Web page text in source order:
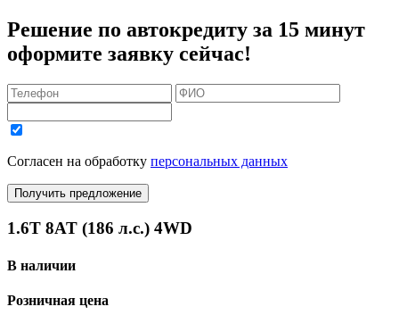
Решение по автокредиту за 15 минут
оформите заявку сейчас!
Согласен на обработку персональных данных
Получить предложение
1.6T 8AT (186 л.с.) 4WD
В наличии
Розничная цена